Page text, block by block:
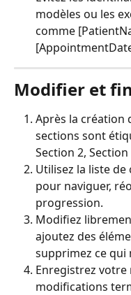
modèles ou les
comme
Modifier et
Après la création
sections sont
Section 2, Section
Utilisez la liste
pour naviguer,
progression.
Modifiez
ajoutez des
supprimez ce qui
Enregistrez votre
modifications